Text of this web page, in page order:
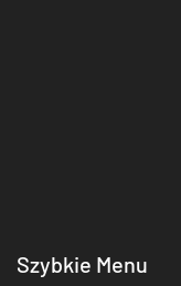
Szybkie Menu